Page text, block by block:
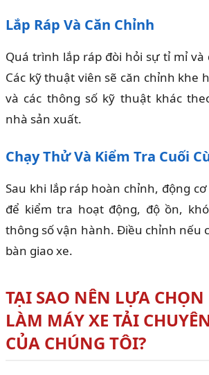
Lắp Ráp Và Căn Chỉnh
Quá trình lắp ráp đòi hỏi sự tỉ mỉ và
Các kỹ thuật viên sẽ căn chỉnh khe
và các thông số kỹ thuật khác
nhà sản xuất.
Chạy Thử Và Kiểm Tra Cuối
Sau khi lắp ráp hoàn chỉnh, động
để kiểm tra hoạt động, độ ồn,
thông số vận hành. Điều chỉnh nếu
bàn giao xe.
TẠI SAO NÊN LỰA CHỌN
LÀM MÁY XE TẢI
CỦA CHÚNG TÔI?